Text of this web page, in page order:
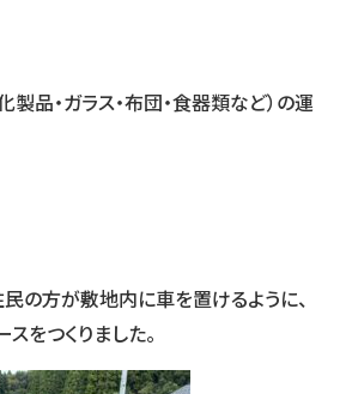
製品・ガラス・布団・食器類など）の運
の方が敷地内に車を置けるように、
をつくりました。